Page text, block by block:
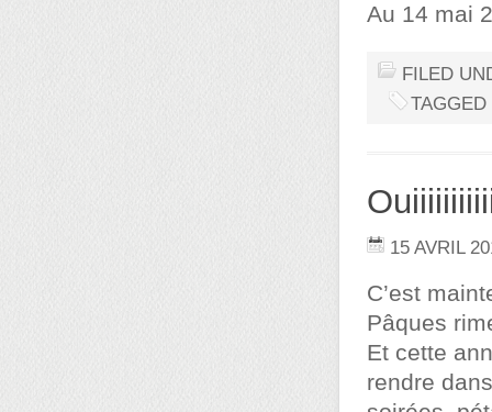
Au 14 mai
FILED
15 AVRIL
C’est
Pâques
Et cette
rendre